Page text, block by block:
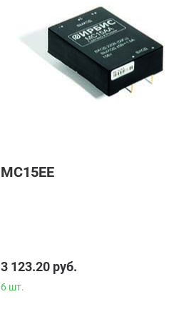
МС15ЕЕ
3 123.20 руб.
6 шт.